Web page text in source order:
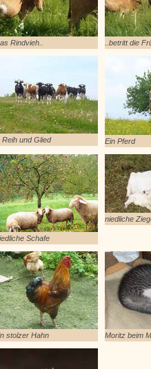
Rindvieh.. ..betritt die
Reih und Glied Ein Pferd
Schafe
niedliche
stolzer Hahn Moritz beim